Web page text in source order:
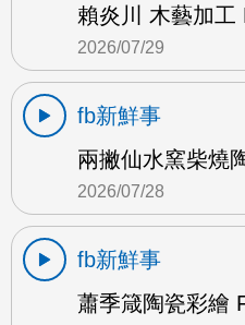
賴炎川 木藝加工
2026/07/29
fb新鮮事
兩撇仙水窯柴燒
2026/07/28
fb新鮮事
蕭季箴陶瓷彩繪